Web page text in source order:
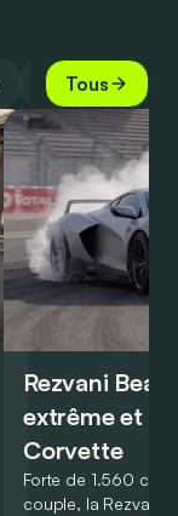
Design
Tous
Rezvani
extrême et
Corvette
Forte de 1.560 ch
couple, la Rezvani